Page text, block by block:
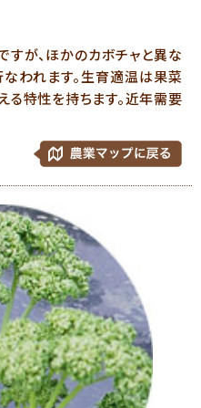
すが、ほかのカボチャと異な
われます。生育適温は果菜
る特性を持ちます。近年需要